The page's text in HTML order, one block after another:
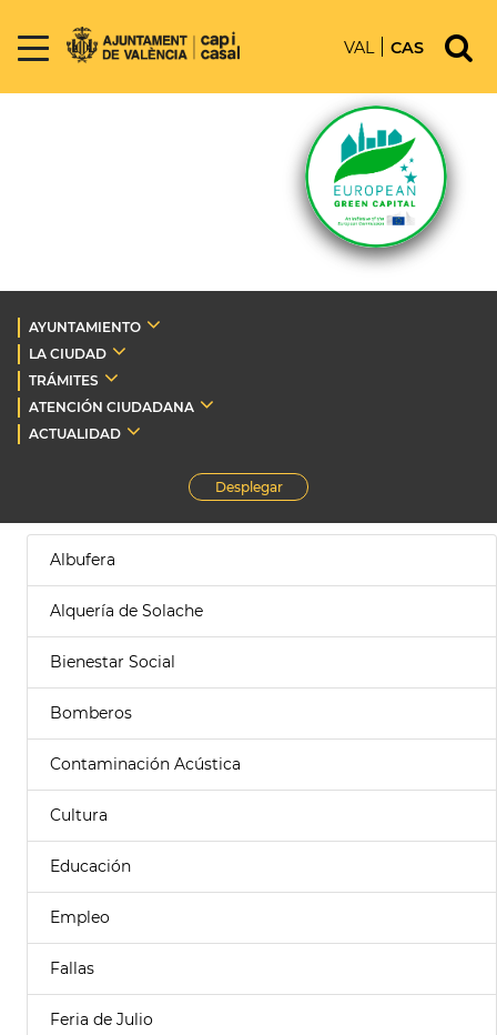
VAL CAS
AYUNTAMIENTO
LA CIUDAD
TRÁMITES
ATENCIÓN CIUDADANA
ACTUALIDAD
Desplegar
Albufera
Alquería de Solache
Bienestar Social
Bomberos
Contaminación Acústica
Cultura
Educación
Empleo
Fallas
Feria de Julio